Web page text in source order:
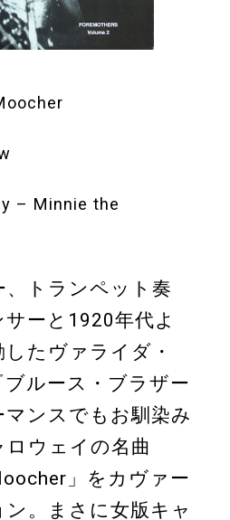
– Minnie the
トランペット奏
ーと1920年代よ
たヴァライダ・
ルース・ブラザー
ンスでもお馴染み
ウェイの名曲
」をカヴァー
。まさに女版キャ